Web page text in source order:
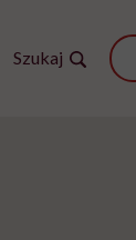
Szukaj